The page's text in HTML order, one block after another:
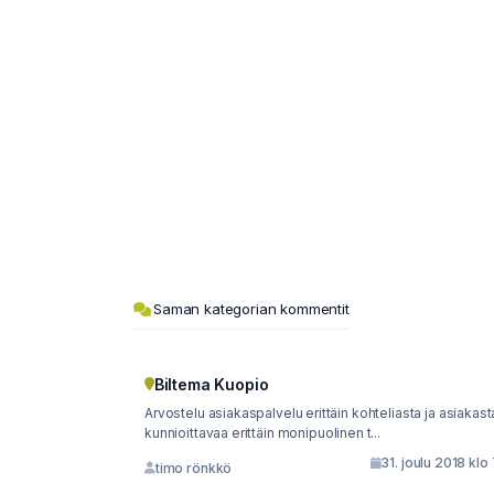
Saman kategorian kommentit
Biltema Kuopio
Arvostelu asiakaspalvelu erittäin kohteliasta ja asiakasta
kunnioittavaa erittäin monipuolinen t...
timo rönkkö 31. joulu 2018 klo